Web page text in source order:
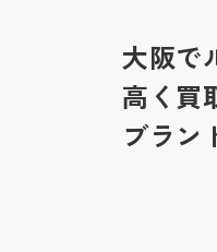
大阪で
高く買
ブラン